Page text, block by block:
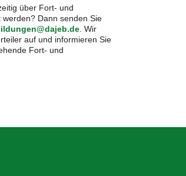
über Fort- und
Dann senden Sie
. Wir
auf und informieren Sie
Fort- und